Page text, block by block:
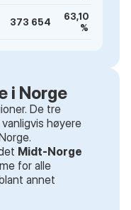
373 654
63,10
%
i Norge
De tre
høyere
Midt-Norge
for alle
annet